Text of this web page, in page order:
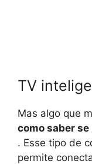
TV
Mas algo que
como saber
. Esse tipo de
permite